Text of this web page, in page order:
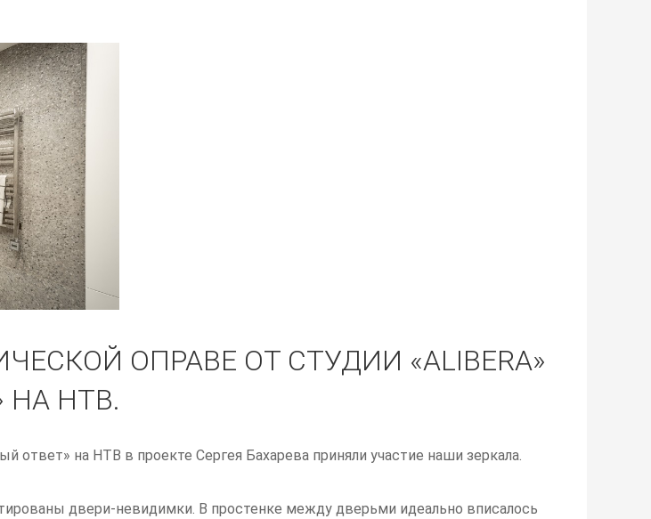
ОПРАВЕ ОТ СТУДИИ «ALIBERA»
НА НТВ.
ответ» на НТВ в проекте Сергея Бахарева приняли участие наши зеркала.
двери-невидимки. В простенке между дверьми идеально вписалось